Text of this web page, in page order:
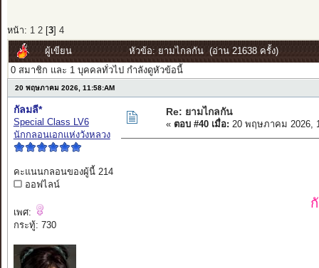
หน้า: 1 2[ 3] 4
ผู้เขียน
หัวข้อ: ยามไกลกัน (อ่าน 21638 ครั้ง)
0 สมาชิก และ 1 บุคคลทั่วไป กำลังดูหัวข้อนี้
20 พฤษภาคม 2026, 11:58:AM
กัลมลี*
Special Class LV6
นักกลอนเอกแห่งวังหลวง
คะแนนกลอนของผู้นี้ 214
ออฟไลน์
เพศ:
กระทู้: 730
Re: ยามไกลกัน
« ตอบ #40 เมื่อ: 20 พฤษภาคม 2026,